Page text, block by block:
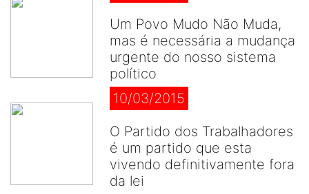
Um Povo Mudo Não Muda,
mas é necessária a mudança
urgente do nosso sistema
político
10/03/2015
O Partido dos Trabalhadores
é um partido que esta
vivendo definitivamente fora
da lei